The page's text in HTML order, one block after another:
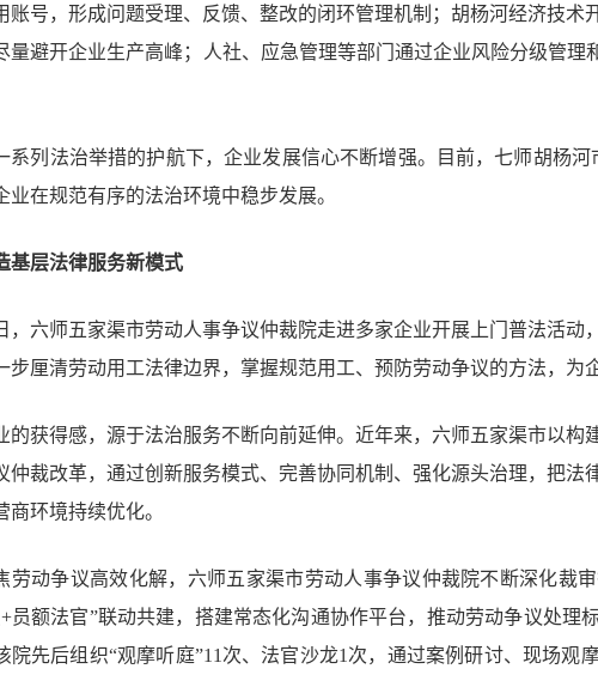
账号，形成问题受理、反馈、整改的闭环管理机制；胡杨河经济技术
量避开企业生产高峰；人社、应急管理等部门通过企业风险分级管理
系列法治举措的护航下，企业发展信心不断增强。目前，七师胡杨
业在规范有序的法治环境中稳步发展。
基层法律服务新模式
，六师五家渠市劳动人事争议仲裁院走进多家企业开展上门普法活动
步厘清劳动用工法律边界，掌握规范用工、预防劳动争议的方法，为
的获得感，源于法治服务不断向前延伸。近年来，六师五家渠市以构
仲裁改革，通过创新服务模式、完善协同机制、强化源头治理，把法
商环境持续优化。
劳动争议高效化解，六师五家渠市劳动人事争议仲裁院不断深化裁
员额法官”联动共建，搭建常态化沟通协作平台，推动劳动争议处理
院先后组织“观摩听庭”11次、法官沙龙1次，通过案例研讨、现场观